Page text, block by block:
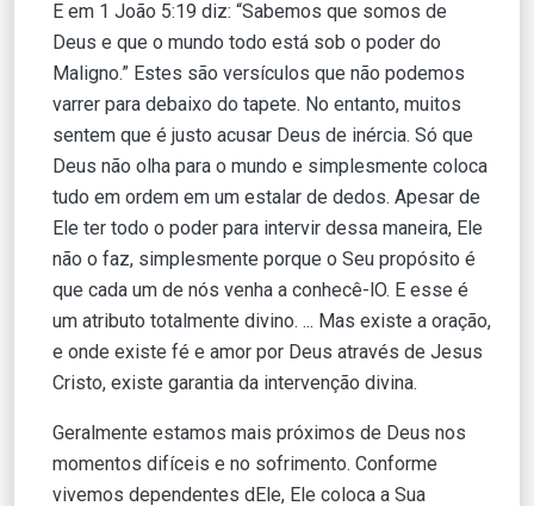
E em 1 João 5:19 diz: “Sabemos que somos de
Deus e que o mundo todo está sob o poder do
Maligno.” Estes são versículos que não podemos
varrer para debaixo do tapete. No entanto, muitos
sentem que é justo acusar Deus de inércia. Só que
Deus não olha para o mundo e simplesmente coloca
tudo em ordem em um estalar de dedos. Apesar de
Ele ter todo o poder para intervir dessa maneira, Ele
não o faz, simplesmente porque o Seu propósito é
que cada um de nós venha a conhecê-lO. E esse é
um atributo totalmente divino. ... Mas existe a oração,
e onde existe fé e amor por Deus através de Jesus
Cristo, existe garantia da intervenção divina.
Geralmente estamos mais próximos de Deus nos
momentos difíceis e no sofrimento. Conforme
vivemos dependentes dEle, Ele coloca a Sua